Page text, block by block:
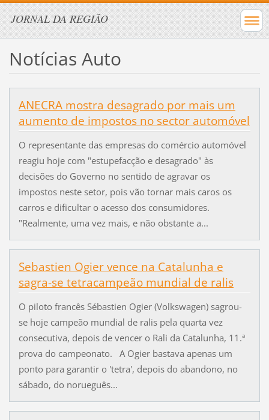
JORNAL DA REGIÃO
Notícias Auto
ANECRA mostra desagrado por mais um
aumento de impostos no sector automóvel
O representante das empresas do comércio automóvel
reagiu hoje com "estupefacção e desagrado" às
decisões do Governo no sentido de agravar os
impostos neste setor, pois vão tornar mais caros os
carros e dificultar o acesso dos consumidores.
"Realmente, uma vez mais, e não obstante a...
Sebastien Ogier vence na Catalunha e
sagra-se tetracampeão mundial de ralis
O piloto francês Sébastien Ogier (Volkswagen) sagrou-
se hoje campeão mundial de ralis pela quarta vez
consecutiva, depois de vencer o Rali da Catalunha, 11.ª
prova do campeonato. A Ogier bastava apenas um
ponto para garantir o 'tetra', depois do abandono, no
sábado, do norueguês...